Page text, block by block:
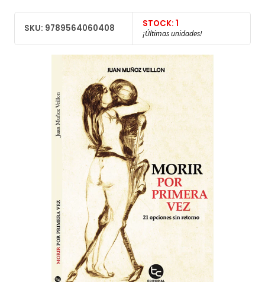
SKU: 9789564060408 STOCK: 1
¡Últimas unidades!